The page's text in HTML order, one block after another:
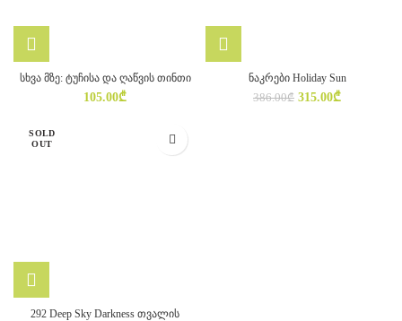
სხვა მზე: ტუჩისა და ღაწვის თინთი
105.00₾
ნაკრები Holiday Sun
386.00₾ Original
315.00₾Current
SOLD
OUT
292 Deep Sky Darkness თვალის